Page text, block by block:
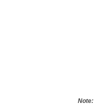
Note: